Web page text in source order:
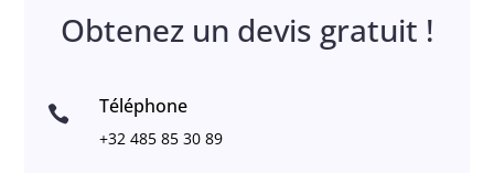
Obtenez un devis gratuit !
 Téléphone
+32 485 85 30 89